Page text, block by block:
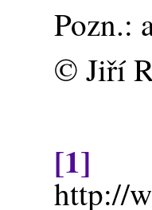
Pozn.:
© Jiří
[1]
http://